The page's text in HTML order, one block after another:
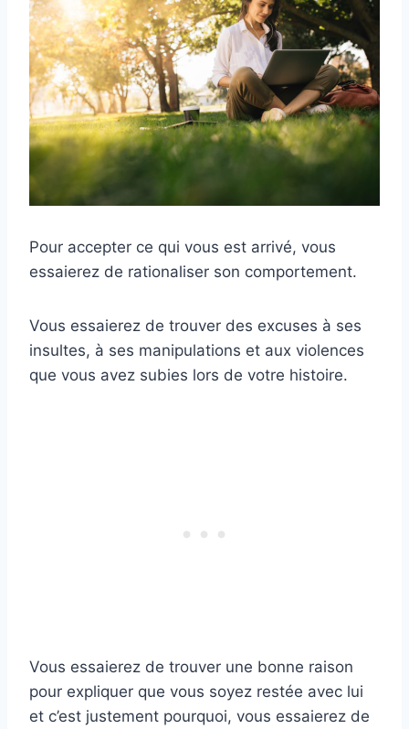
Pour accepter ce qui vous est arrivé, vous
essaierez de rationaliser son comportement.
Vous essaierez de trouver des excuses à ses
insultes, à ses manipulations et aux violences
que vous avez subies lors de votre histoire.
Vous essaierez de trouver une bonne raison
pour expliquer que vous soyez restée avec lui
et c’est justement pourquoi, vous essaierez de